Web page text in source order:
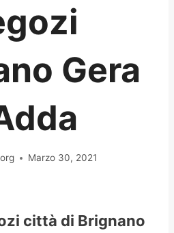
Gera
Marzo 30, 2021
città di Brignano